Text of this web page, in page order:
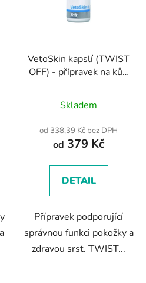
VetoSkin kapslí (TWIST
OFF) - přípravek na kůži
hodnocení
produktu
je
z
Skladem
od 338,39 Kč bez DPH
od 379 Kč
DETAIL
Přípravek podporující
správnou funkci pokožky a
zdravou srst. TWIST...